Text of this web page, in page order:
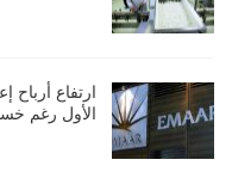
الأول رغم